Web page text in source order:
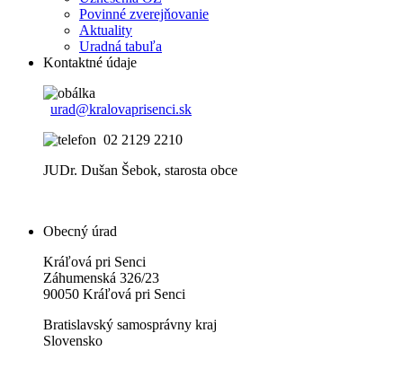
Povinné zverejňovanie
Aktuality
Uradná tabuľa
Kontaktné údaje
urad@kralovaprisenci.sk
02 2129 2210
JUDr. Dušan Šebok, starosta obce
Obecný úrad
Kráľová pri Senci
Záhumenská 326/23
90050 Kráľová pri Senci
Bratislavský samosprávny kraj
Slovensko